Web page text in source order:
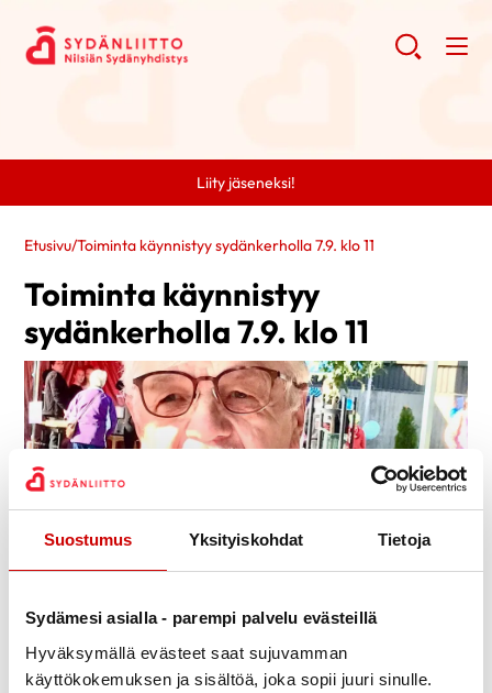
Suostumus Yksityiskohdat Tietoja
Sydämesi asialla - parempi palvelu evästeillä
Hyväksymällä evästeet saat sujuvamman
käyttökokemuksen ja sisältöä, joka sopii juuri sinulle.
Liity jäseneksi!
Etusivu/Toiminta käynnistyy sydänkerholla 7.9. klo 11
Toiminta käynnistyy
sydänkerholla 7.9. klo 11
Julkaistu 30.8.2021
Jaa Whatsapp
Jaa Facebook
Jaa TwitterJaa Linkedin
Jaa EmailJaa Print
tervetulleiksi mukaan kaikki entiset ja uudet jäsenet.